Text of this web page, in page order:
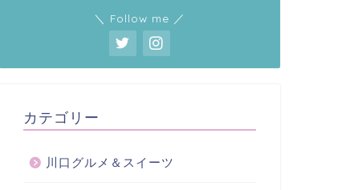
＼ Follow me ／
カテゴリー
川口グルメ＆スイーツ